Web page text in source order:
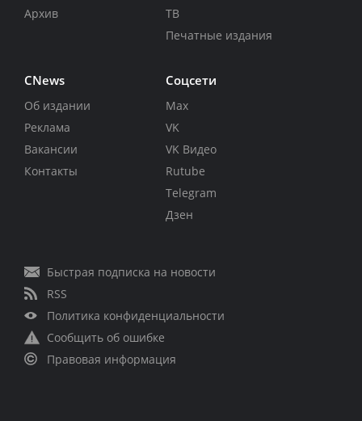
Архив
ТВ
Печатные издания
CNews
Об издании
Реклама
Вакансии
Контакты
Соцсети
Max
VK
VK Видео
Rutube
Telegram
Дзен
Быстрая подписка на новости
RSS
Политика конфиденциальности
Сообщить об ошибке
Правовая информация